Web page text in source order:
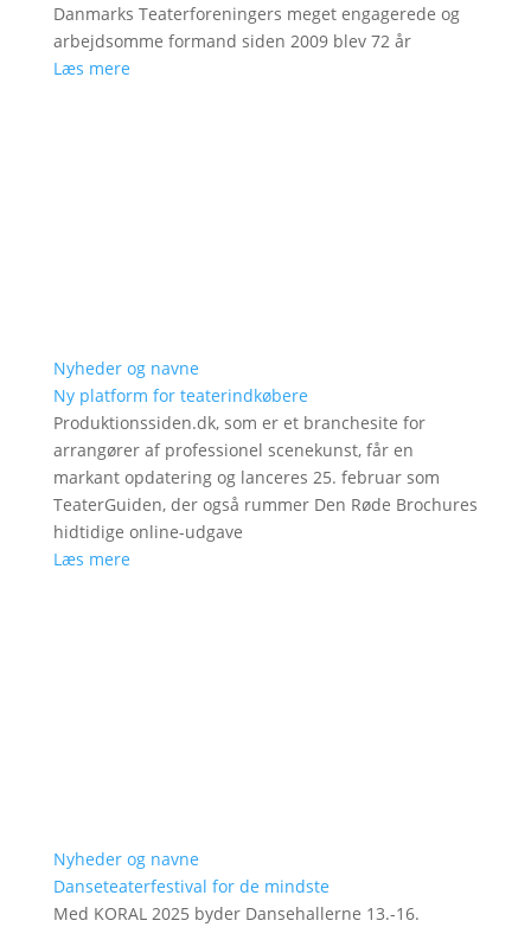
Danmarks Teaterforeningers meget engagerede og
arbejdsomme formand siden 2009 blev 72 år
Læs mere
Nyheder og navne
Ny platform for teaterindkøbere
Produktionssiden.dk, som er et branchesite for
arrangører af professionel scenekunst, får en
markant opdatering og lanceres 25. februar som
TeaterGuiden, der også rummer Den Røde Brochures
hidtidige online-udgave
Læs mere
Nyheder og navne
Danseteaterfestival for de mindste
Med KORAL 2025 byder Dansehallerne 13.-16.